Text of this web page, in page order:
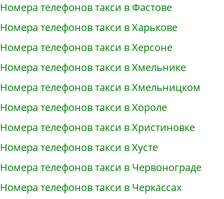
Номера телефонов такси в Фастове
Номера телефонов такси в Харькове
Номера телефонов такси в Херсоне
Номера телефонов такси в Хмельнике
Номера телефонов такси в Хмельницком
Номера телефонов такси в Хороле
Номера телефонов такси в Христиновке
Номера телефонов такси в Хусте
Номера телефонов такси в Червонограде
Номера телефонов такси в Черкассах